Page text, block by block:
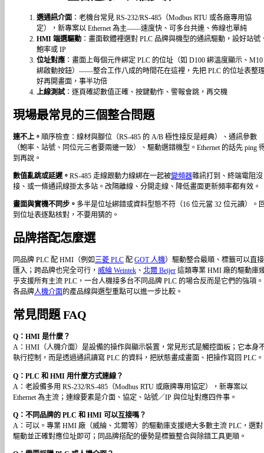
選通訊介面 ：老機台常見 RS-232/RS-485（Modbus RTU 或各廠專用協
定），新專案以 Ethernet 為主——速度快、可多台共連、佈線也單純
HMI 端選驅動 ：畫面軟體裡選對 PLC 品牌與機型的通訊驅動，設好站號
鮑率或 IP
位址對應 ：畫面上每個元件綁定 PLC 的位址（如 D100 綁溫度顯示、M10
綁啟動按鈕）——整合工作八成的時間花在這裡，先把 PLC 的位址表整
好再開畫面，事半功倍
上線測試：逐頁確認數值正確、按鍵動作、警報會跳，再交機
現場最常見的三個整合問題
連不上。順序檢查：線材與腳位（RS-485 的 A/B 極性接反是經典）、通訊參數
（鮑率、站號、同位元三者要兩邊一致）、驅動選錯機型。Ethernet 的話先 ping
到再說。
數值亂跳或延遲。RS-485 走線跟動力線綁在一起被變頻器雜訊打到、終端電阻沒
接、或一條通訊線掛太多站。改隔離線、分開走線、降低畫面更新頻率都有效。
畫面與實機不同步。 多半是位址綁錯或資料型態不符（16 位元當 32 位元讀）。
到位址表逐點核對，不要用猜的。
品牌搭配怎麼選
同品牌 PLC 配 HMI（例如三菱 PLC 配GOT 人機）驅動整合最順、標籤可以直接
匯入；跨品牌也完全可行，威綸 Weintek 、北爾 Beijer 這類專業 HMI 廠的驅動庫
乎支援所有主流 PLC，一台人機接多台不同品牌 PLC 的場合反而是它們的強項。
各品牌人機介面的產品線與選型重點可以進一步比較。
常見問題 FAQ
Q：HMI 是什麼？
A：HMI（人機介面）是設備的操作與顯示裝置，常見形式是觸控面板；它本身
執行控制，而是透過通訊讀寫 PLC 的資料，把狀態畫成畫面、把操作寫回 PLC。
Q：PLC 和 HMI 用什麼方式連線？
A：老設備多用 RS-232/RS-485（Modbus RTU 或廠牌專用協定），新專案以
Ethernet 為主流；連線要素是介面、協定、站號／IP 與位址對應四件事。
Q：不同品牌的 PLC 和 HMI 可以互接嗎？
A：可以。專業 HMI 廠（威綸、北爾等）的驅動庫支援絕大多數主流 PLC，選對
驅動並正確對應位址即可；同品牌搭配的優勢是標籤整合與除錯工具更順。